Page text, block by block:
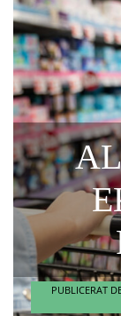
PUBLICERAT